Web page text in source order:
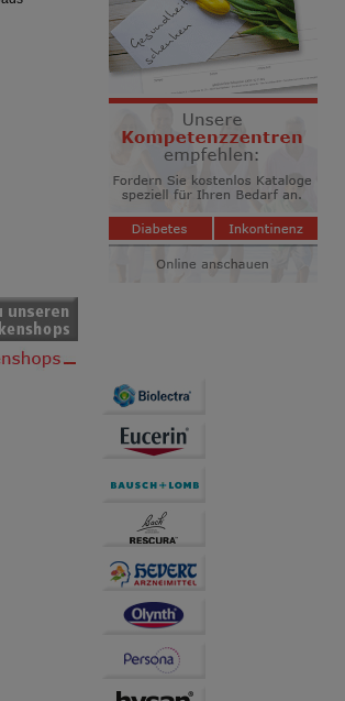
für Sie optimieren können, den Inhalt
aber auch die Werbung auf
relevant für Sie zu gestalten.
Sie, dass Daten hierfür teilweise an
Google oder soziale Medien